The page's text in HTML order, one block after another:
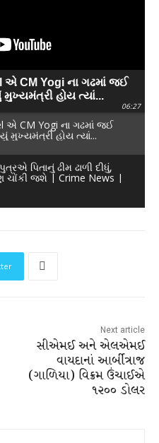
એ CM Yogi ના ગઢમાં જઈ
હોય ત્યાં...
06:27
એ CM Yogi ના ગઢમાં જઈ
મુખ્યમંત્રી હોય ત્યાં...
પિતાનું ઢીમ ઢાળી દીધું,
ચોંકી જશે | Crime News |
Next article
સીએમઈ અને એલએમઈ
વાયદાનાં આર્બીત્રાજ
(ગાળિયા) વિક્રમ ઉંચાઈએ
૧૨૦૦ ડોલર